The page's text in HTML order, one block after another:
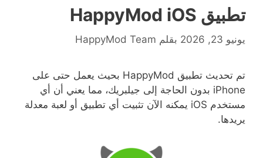
تطبيق HappyMod iOS
يونيو 23, 2026 بقلم HappyMod Team
تم تحديث تطبيق
بحيث يعمل حتى على
iPhone بدون الحاجة إلى جيلبريك، مما يعني أن أي
مستخدم
يمكنه الآن تثبيت أي تطبيق أو لعبة معدلة
يريدها.